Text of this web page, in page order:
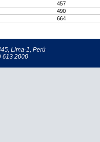
457
490
664
Lima-1, Perú
613 2000